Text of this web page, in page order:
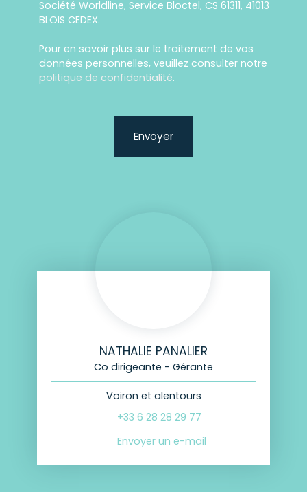
Société Worldline, Service Bloctel, CS 61311, 41013
BLOIS CEDEX.
Pour en savoir plus sur le traitement de vos
données personnelles, veuillez consulter notre
politique de confidentialité.
Envoyer
NATHALIE PANALIER
Co dirigeante - Gérante
Voiron et alentours
+33 6 28 28 29 77
Envoyer un e-mail